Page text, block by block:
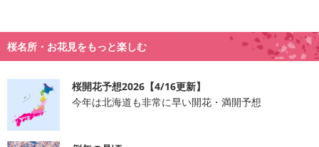
桜名所・お花見をもっと楽しむ
桜開花予想2026【4/16更新】
今年は北海道も非常に早い開花・満開予想